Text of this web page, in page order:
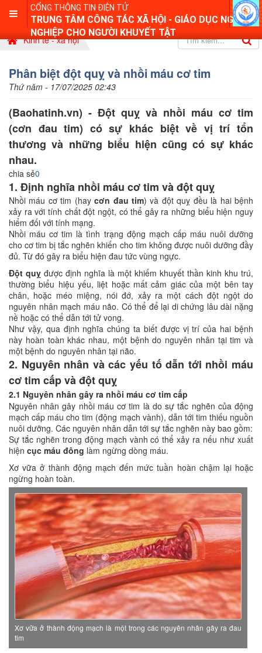
CỔNG THÔNG TIN ĐIỆN TỬ
TRUNG TÂM CÔNG TÁC XÃ HỘI - GIÁO DỤC NGHỀ
NGHIỆP CHO NGƯỜI KHUYẾT TẬT
Kinh tế - xã hội
Phân biệt đột quỵ và nhồi máu cơ tim
Thứ năm - 17/07/2025 02:43
(Baohatinh.vn) - Đột quỵ và nhồi máu cơ tim
(cơn đau tim) có sự khác biệt về vị trí tổn
thương và những biểu hiện cũng có sự khác
nhau.
chia sẻ0
1. Định nghĩa nhồi máu cơ tim và đột quỵ
Nhồi máu cơ tim (haycơn đau tim) và đột quỵ đều là hai bệnh
xảy ra với tính chất đột ngột, có thể gây ra những biểu hiện nguy
hiểm đối với tính mạng.
Nhồi máu cơ tim là tình trạng động mạch cấp máu nuôi dưỡng
cho cơ tim bị tắc nghẽn khiến cho tim không được nuôi dưỡng đầy
đủ. Từ đó gây ra biểu hiện đau tức vùng ngực.
Đột quỵ được định nghĩa là một khiếm khuyết thần kinh khu trú,
thường biểu hiệu yếu, liệt hoặc mất cảm giác của một bên tay
chân, hoặc méo miệng, nói đớ, xảy ra một cách đột ngột do
nguyên nhân mạch máu não. Có thể để lại di chứng lâu dài nặng
nề hoặc có thể dẫn tới tử vong.
Như vậy, qua định nghĩa chúng ta biết được vị trí của hai bệnh
này hoàn toàn khác nhau, một bệnh do nguyên nhân tại tim và
một bệnh do nguyên nhân tại não.
2. Nguyên nhân và các yếu tố dẫn tới nhồi máu
cơ tim cấp và đột quỵ
2.1 Nguyên nhân gây ra nhồi máu cơ tim cấp
Nguyên nhân gây nhồi máu cơ tim là do sự tắc nghẽn của động
mạch cấp máu cho tim (động mạch vành), dẫn tới tim thiếu nguồn
nuôi dưỡng. Các nguyên nhân dẫn tới sự tắc nghẽn này bao gồm:
Sự tắc nghẽn trong động mạch vành có thể xảy ra nếu như xuất
hiện cục máu đông làm ngừng dòng máu.
Xơ vữa ở thành động mạch đến mức tuần hoàn chậm lại hoặc
ngừng hoàn toàn.
Xơ vữa ở thành động mạch là một trong các nguyên nhân gây ra đau
tim